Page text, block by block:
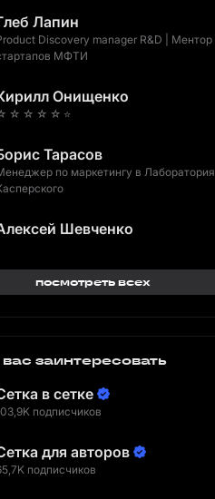
Лапин
Discovery manager R&D | Ментор
МФТИ
Онищенко
☆ ☆ ☆ ☆ ⭐️
Тарасов
по маркетингу в Лаборатория
Шевченко
посмотреть всех
заинтересовать
в сетке
подписчиков
для авторов
подписчиков